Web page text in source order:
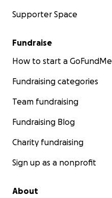
Supporter Space
Fundraise
How to start a GoFundMe
Fundraising categories
Team fundraising
Fundraising Blog
Charity fundraising
Sign up as a nonprofit
About